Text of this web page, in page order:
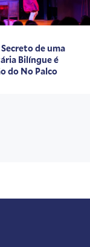
de uma
Bilíngue é
do No Palco